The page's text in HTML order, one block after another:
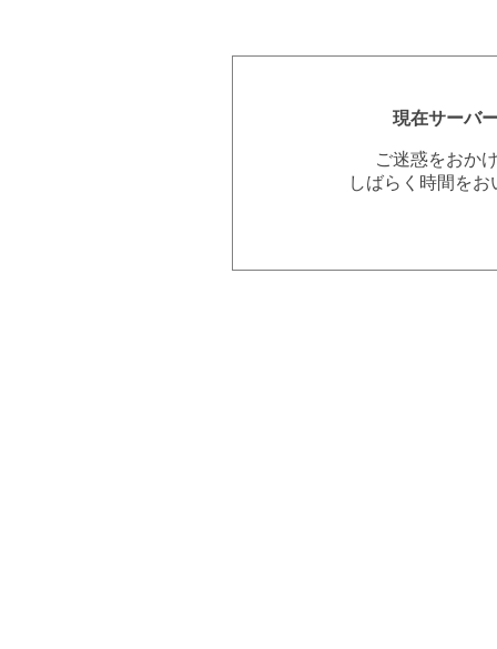
現在サーバ
ご迷惑をおか
しばらく時間を